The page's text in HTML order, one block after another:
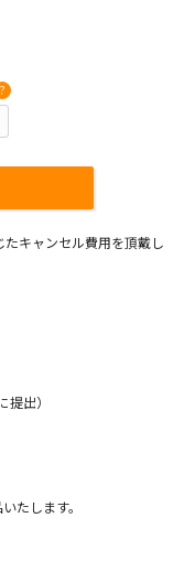
?
キャンセル費用を頂戴し
出）
たします。